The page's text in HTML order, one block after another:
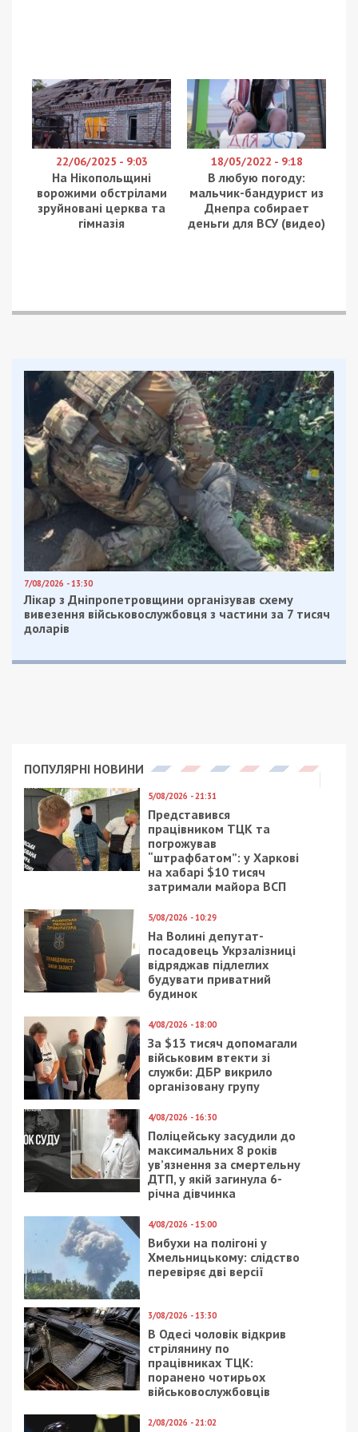
22/06/2025 - 9:03
На Нікопольщині
ворожими обстрілами
зруйновані церква та
гімназія
18/05/2022 - 9:18
В любую погоду:
мальчик-бандурист из
Днепра собирает
деньги для ВСУ (видео)
7/08/2026 - 13:30
Лікар з Дніпропетровщини організував схему
вивезення військовослужбовця з частини за 7 тисяч
доларів
ПОПУЛЯРНІ НОВИНИ
5/08/2026 - 21:31
Представився
працівником ТЦК та
погрожував
“штрафбатом”: у Харкові
на хабарі $10 тисяч
затримали майора ВСП
5/08/2026 - 10:29
На Волині депутат-
посадовець Укрзалізниці
відряджав підлеглих
будувати приватний
будинок
4/08/2026 - 18:00
За $13 тисяч допомагали
військовим втекти зі
служби: ДБР викрило
організовану групу
4/08/2026 - 16:30
Поліцейську засудили до
максимальних 8 років
ув’язнення за смертельну
ДТП, у якій загинула 6-
річна дівчинка
4/08/2026 - 15:00
Вибухи на полігоні у
Хмельницькому: слідство
перевіряє дві версії
3/08/2026 - 13:30
В Одесі чоловік відкрив
стрілянину по
працівниках ТЦК:
поранено чотирьох
військовослужбовців
2/08/2026 - 21:02